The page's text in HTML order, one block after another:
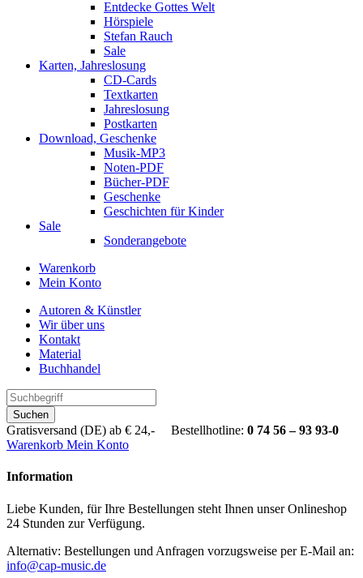
Entdecke Gottes Welt
Hörspiele
Stefan Rauch
Sale
Karten, Jahreslosung
CD-Cards
Textkarten
Jahreslosung
Postkarten
Download, Geschenke
Musik-MP3
Noten-PDF
Bücher-PDF
Geschenke
Geschichten für Kinder
Sale
Sonderangebote
Warenkorb
Mein Konto
Autoren & Künstler
Wir über uns
Kontakt
Material
Buchhandel
Suchen
Gratisversand (DE) ab € 24,- Bestellhotline: 0 74 56 – 93 93-0
Warenkorb Mein Konto
Information
Liebe Kunden, für Ihre Bestellungen steht Ihnen unser Onlineshop
24 Stunden zur Verfügung.
Alternativ: Bestellungen und Anfragen vorzugsweise per E-Mail an:
info@cap-music.de